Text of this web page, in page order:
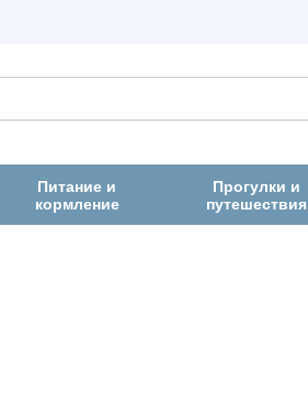
Питание и
кормление
Прогулки и
путешествия